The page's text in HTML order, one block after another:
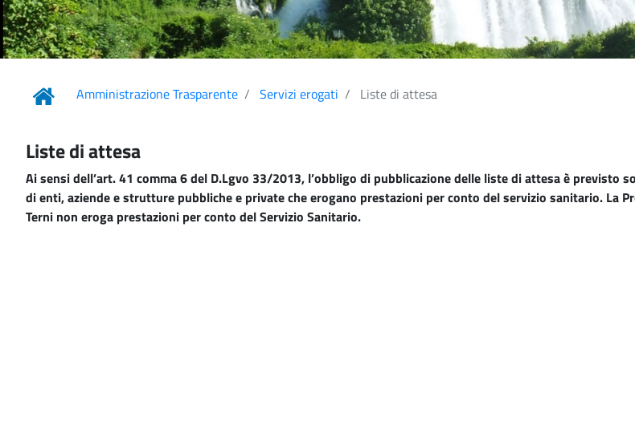
Amministrazione Trasparente Servizi erogati Liste di attesa
Liste di attesa
Ai sensi dell’art. 41 comma 6 del D.Lgvo 33/2013, l’obbligo di pubblicazione delle liste di attesa è previsto
di enti, aziende e strutture pubbliche e private che erogano prestazioni per conto del servizio sanitario. La
Terni non eroga prestazioni per conto del Servizio Sanitario.